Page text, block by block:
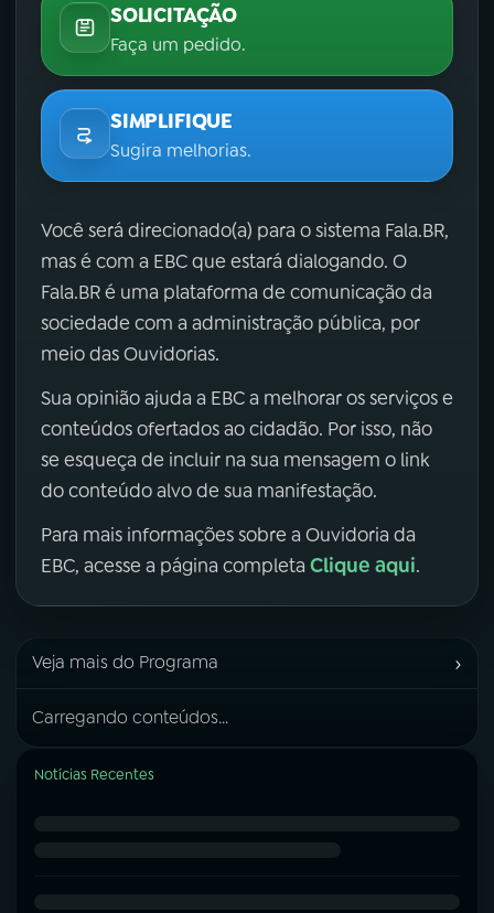
SOLICITAÇÃO
Faça um pedido.
SIMPLIFIQUE
Sugira melhorias.
Você será direcionado(a) para o sistema Fala.BR,
mas é com a EBC que estará dialogando. O
Fala.BR é uma plataforma de comunicação da
sociedade com a administração pública, por
meio das Ouvidorias.
Sua opinião ajuda a EBC a melhorar os serviços e
conteúdos ofertados ao cidadão. Por isso, não
se esqueça de incluir na sua mensagem o link
do conteúdo alvo de sua manifestação.
Para mais informações sobre a Ouvidoria da
EBC, acesse a página completa Clique aqui.
Veja mais do Programa ›
Carregando conteúdos...
Notícias Recentes